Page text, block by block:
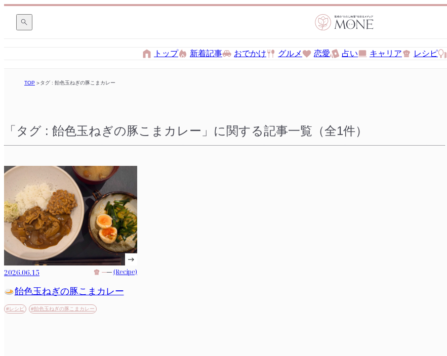
トップ 新着記事 おでかけ グルメ 恋愛 占い キャリア レシピ
TOP タグ : 飴色玉ねぎの豚こまカレー
「タグ : 飴色玉ねぎの豚こまカレー」に関する記事一覧（全1件）
2026.06.15 (Recipe)
飴色玉ねぎの豚こまカレー
#レシピ #飴色玉ねぎの豚こまカレー